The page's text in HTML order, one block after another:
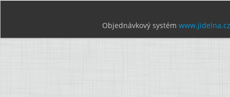
Objednávkový systém www.jidelna.cz